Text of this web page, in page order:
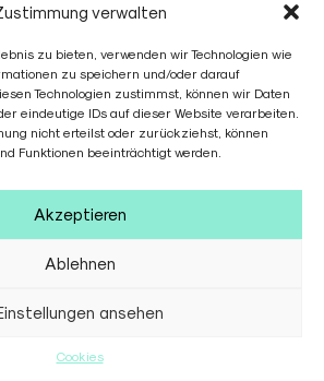
verwalten
zu bieten, verwenden wir Technologien wie
zu speichern und/oder darauf
Technologien zustimmst, können wir Daten
eindeutige IDs auf dieser Website verarbeiten.
nicht erteilst oder zurückziehst, können
Funktionen beeinträchtigt werden.
Akzeptieren
Ablehnen
ansehen
Cookies
Herbert
FEBRUAR 8, 2013